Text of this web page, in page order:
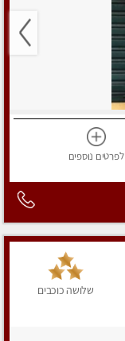
לפרטים נוספים
שלושה כוכבים